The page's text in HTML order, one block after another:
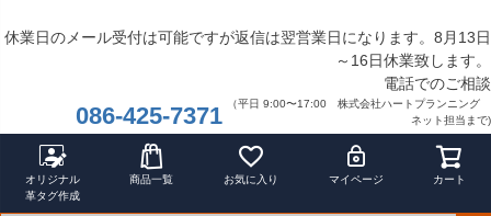
休業日のメール受付は可能ですが返信は翌営業日になります。8月13日
～16日休業致します。
電話でのご相談
086-425-7371
（平日 9:00〜17:00 株式会社ハートプランニング
ネット担当まで)
オリジナル
革タグ作成
商品一覧 お気に入り マイページ カート
イエロー
在庫なし商品
在庫なし商品を表示しない